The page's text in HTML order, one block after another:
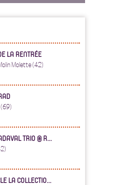
LA RENTRÉE
Molette (42)
(69)
TRIO @ R...
LA COLLECTIO...